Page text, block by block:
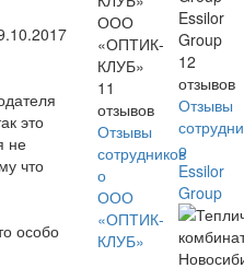
это
не
что
особо
ООО
«ОПТИК-
КЛУБ»
11
отзывов
Отзывы
сотрудников
о
ООО
«ОПТИК-
КЛУБ»
Essilor
Group
12
отзывов
Отзывы
о
Essilor
Group